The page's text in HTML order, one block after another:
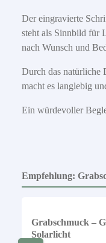
Der eingravierte
steht als Sinnbild für
nach Wunsch und
Durch das natürliche
macht es langlebig
Ein würdevoller
Empfehlung:
Grabschmuck –
Solarlicht